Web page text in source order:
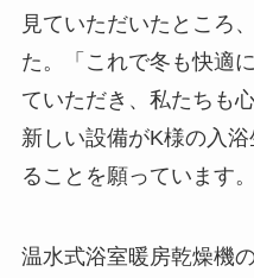
見ていただいたところ
た。「これで冬も快適
ていただき、私たちも
新しい設備がK様の入
ることを願っています。
温水式浴室暖房乾燥機